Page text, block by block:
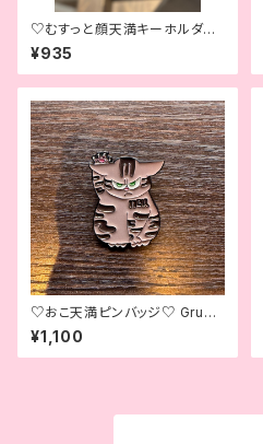
♡むすっと顔天満キーホルダー
♡ ♡Grumpy Tenma Keych
ain♡
¥935
♡おこ天満ピンバッジ♡ Grum
py Tenma Pin Badge♡
¥1,100